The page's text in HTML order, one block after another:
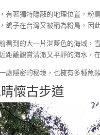
有著獨特隱蔽的地理位置，粉
鴿子在台灣又被稱為粉鳥，因
看到的大一片湛藍色的海域，
距離觀賞清澈又平靜的海水，
處隱密的秘境，也擁有多種魚
懷古步道